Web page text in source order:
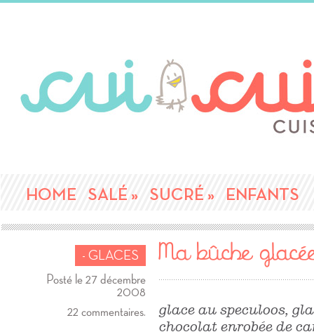
HOME SALÉ » SUCRÉ » ENFANTS
- GLACES
Posté le 27 décembre
2008
22 commentaires.
Ma bûche
glace au speculoos,
chocolat enrobée de